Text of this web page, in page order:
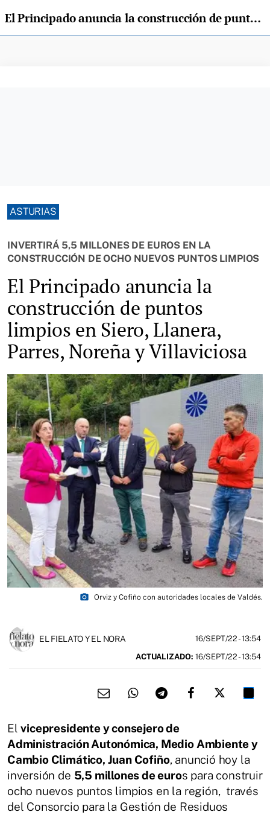
El Principado anuncia la construcción de puntos limpios en Siero, Llanera, Parres, Noreña y Villaviciosa
ASTURIAS
INVERTIRÁ 5,5 MILLONES DE EUROS EN LA
CONSTRUCCIÓN DE OCHO NUEVOS PUNTOS LIMPIOS
El Principado anuncia la
construcción de puntos
limpios en Siero, Llanera,
Parres, Noreña y Villaviciosa
photo_camera Orviz y Cofiño con autoridades locales de Valdés.
EL FIELATO Y EL NORA 16/SEPT/22- 13:54
ACTUALIZADO: 16/SEPT/22 - 13:54
Elvicepresidente y consejero de
Administración Autonómica, Medio Ambiente y
Cambio Climático, Juan Cofiño, anunció hoy la
inversión de 5,5 millones de euros para construir
ocho nuevos puntos limpios en la región, través
del Consorcio para la Gestión de Residuos